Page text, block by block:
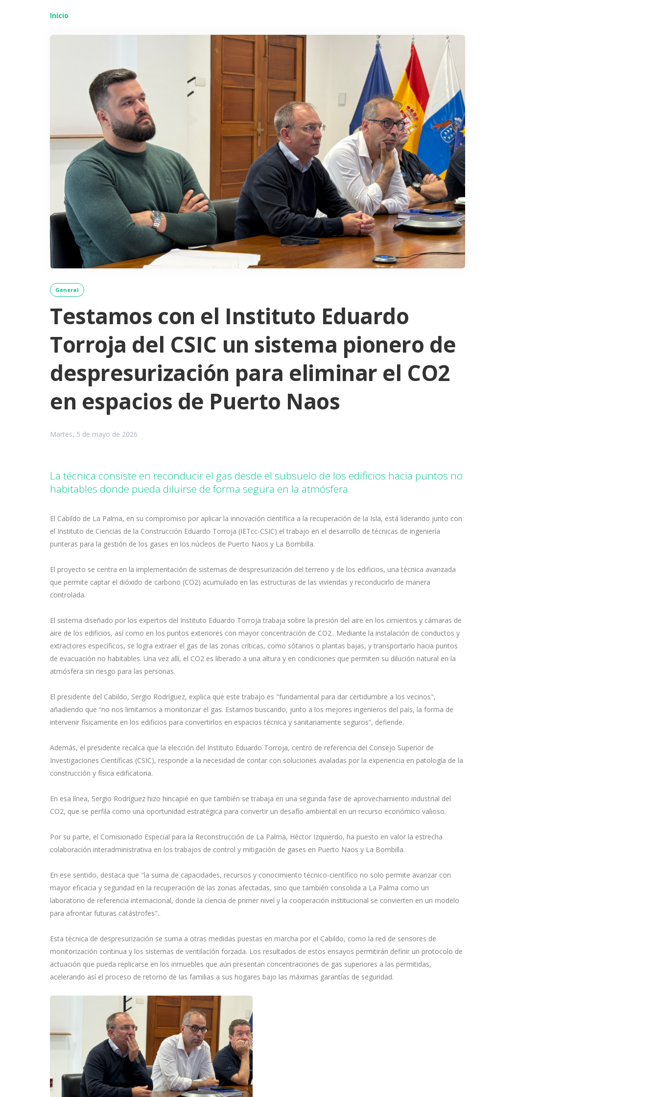
Sala de prensa
Inicio
General
Testamos con el Instituto Eduardo
Torroja del CSIC un sistema pionero de
despresurización para eliminar el CO2
en espacios de Puerto Naos
Martes, 5 de mayo de 2026
La técnica consiste en reconducir el gas desde el subsuelo de los edificios hacia puntos no
habitables donde pueda diluirse de forma segura en la atmósfera
El Cabildo de La Palma, en su compromiso por aplicar la innovación científica a la recuperación de la Isla, está liderando junto con
el Instituto de Ciencias de la Construcción Eduardo Torroja (IETcc-CSIC) el trabajo en el desarrollo de técnicas de ingeniería
punteras para la gestión de los gases en los núcleos de Puerto Naos y La Bombilla.
El proyecto se centra en la implementación de sistemas de despresurización del terreno y de los edificios, una técnica avanzada
que permite captar el dióxido de carbono (CO2) acumulado en las estructuras de las viviendas y reconducirlo de manera
controlada.
El sistema diseñado por los expertos del Instituto Eduardo Torroja trabaja sobre la presión del aire en los cimientos y cámaras de
aire de los edificios, así como en los puntos exteriores con mayor concentración de CO2.. Mediante la instalación de conductos y
extractores específicos, se logra extraer el gas de las zonas críticas, como sótanos o plantas bajas, y transportarlo hacia puntos
de evacuación no habitables. Una vez allí, el CO2 es liberado a una altura y en condiciones que permiten su dilución natural en la
atmósfera sin riesgo para las personas.
El presidente del Cabildo, Sergio Rodríguez, explica que este trabajo es "fundamental para dar certidumbre a los vecinos",
añadiendo que “no nos limitamos a monitorizar el gas. Estamos buscando, junto a los mejores ingenieros del país, la forma de
intervenir físicamente en los edificios para convertirlos en espacios técnica y sanitariamente seguros”, defiende.
Además, el presidente recalca que la elección del Instituto Eduardo Torroja, centro de referencia del Consejo Superior de
Investigaciones Científicas (CSIC), responde a la necesidad de contar con soluciones avaladas por la experiencia en patología de la
construcción y física edificatoria.
En esa línea, Sergio Rodríguez hizo hincapié en que también se trabaja en una segunda fase de aprovechamiento industrial del
CO2, que se perfila como una oportunidad estratégica para convertir un desafío ambiental en un recurso económico valioso.
Por su parte, el Comisionado Especial para la Reconstrucción de La Palma, Héctor Izquierdo, ha puesto en valor la estrecha
colaboración interadministrativa en los trabajos de control y mitigación de gases en Puerto Naos y La Bombilla.
En ese sentido, destaca que "la suma de capacidades, recursos y conocimiento técnico-científico no solo permite avanzar con
mayor eficacia y seguridad en la recuperación de las zonas afectadas, sino que también consolida a La Palma como un
laboratorio de referencia internacional, donde la ciencia de primer nivel y la cooperación institucional se convierten en un modelo
para afrontar futuras catástrofes"..
Esta técnica de despresurización se suma a otras medidas puestas en marcha por el Cabildo, como la red de sensores de
monitorización continua y los sistemas de ventilación forzada. Los resultados de estos ensayos permitirán definir un protocolo de
actuación que pueda replicarse en los inmuebles que aún presentan concentraciones de gas superiores a las permitidas,
acelerando así el proceso de retorno de las familias a sus hogares bajo las máximas garantías de seguridad.